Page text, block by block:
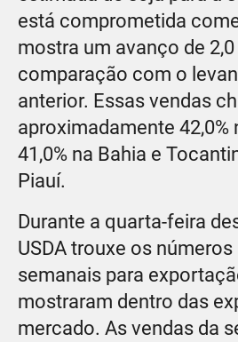
está comprometida
mostra um avanço de 2,0
comparação com o
anterior. Essas vendas
aproximadamente 42,0%
41,0% na Bahia e
Piauí.
Durante a quarta-feira
USDA trouxe os
semanais para
mostraram dentro das
mercado. As vendas da